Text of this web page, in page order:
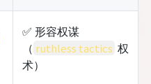
✅ 形容权谋
（ ruthless tactics 权
术）